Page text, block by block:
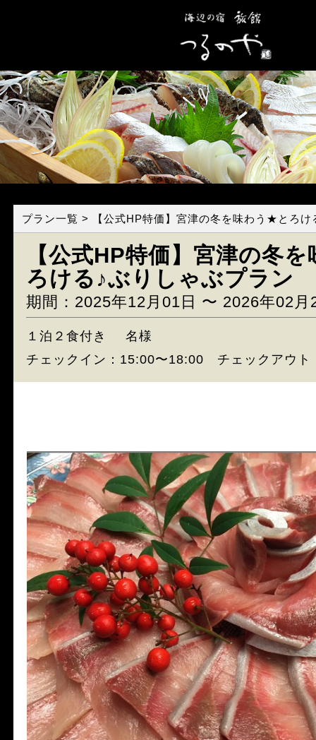
プラン一覧 > 【公式HP特価】宮津の冬を味わう★とろけ
【公式HP特価】宮津の冬
ろける♪ぶりしゃぶプラン
期間：2025年12月01日 〜 2026年02月
１泊２食付き
名様
チェックイン：15:00〜18:00 チェックアウト